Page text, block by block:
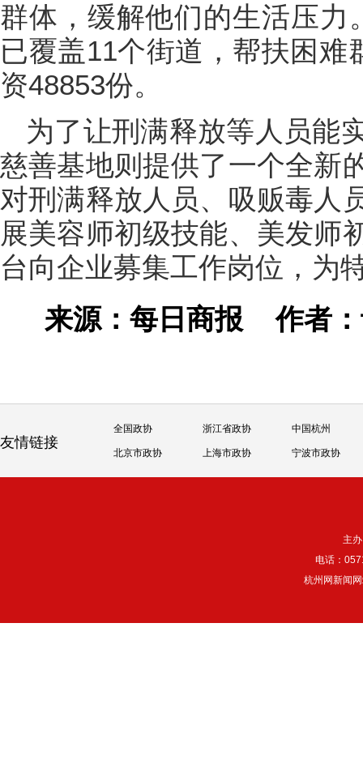
群体，缓解他们的生活压
已覆盖11个街道，帮扶困难
资48853份。
为了让刑满释放等人员能
慈善基地则提供了一个全新
对刑满释放人员、吸贩毒人
展美容师初级技能、美发师
台向企业募集工作岗位，为
来源：每日商报作者
友情链接
全国政协 浙江省政协 中国杭州
北京市政协 上海市政协 宁波市政协
主
电话：
杭州网新闻